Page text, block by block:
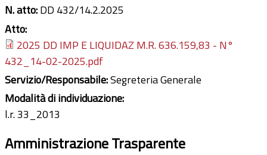
N. atto:DD 432/14.2.2025
Atto:
2025 DD IMP E LIQUIDAZ M.R. 636.159,83 - N°
432_14-02-2025.pdf
Servizio/Responsabile:Segreteria Generale
Modalità di individuazione:
l.r. 33_2013
Amministrazione Trasparente